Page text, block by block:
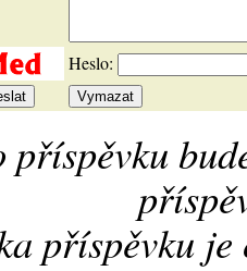
Heslo:
příspěvku
příspěvku je